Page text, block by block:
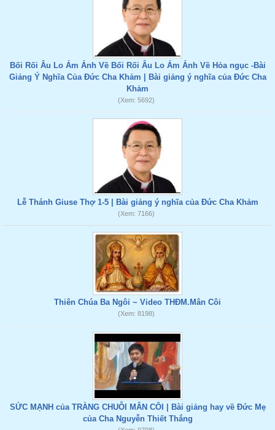
Bối Rối Âu Lo Ám Ảnh Về Bối Rối Âu Lo Ám Ảnh Về Hỏa ngục -Bài
Giảng Ý Nghĩa Của Đức Cha Khảm | Bài giảng ý nghĩa của Đức Cha
Khảm
(Xem: 5692)
Lễ Thánh Giuse Thợ 1-5 | Bài giảng ý nghĩa của Đức Cha Khảm
(Xem: 7166)
Thiên Chúa Ba Ngôi ~ Video THĐM.Mân Côi
(Xem: 8198)
SỨC MẠNH của TRÀNG CHUỖI MÂN CÔI | Bài giảng hay về Đức Mẹ
của Cha Nguyễn Thiết Thắng